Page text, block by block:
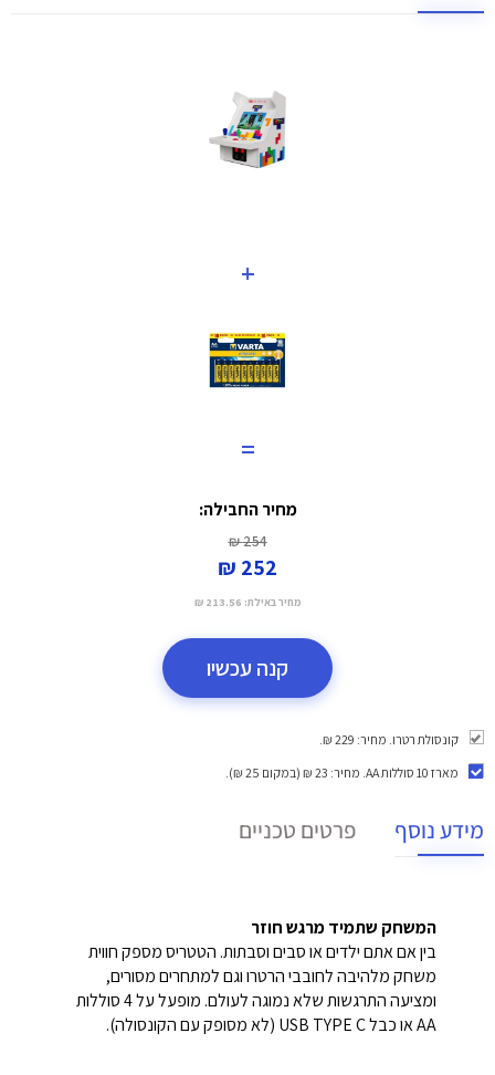
+
=
מחיר החבילה:
254 ₪
252 ₪
מחיר באילת: 213.56 ₪
קנה עכשיו
קונסולת רטרו. מחיר: 229 ₪.
מארז 10 סוללות AA
. מחיר: 23 ₪ (במקום 25 ₪).
מידע נוסף פרטים טכניים
המשחק שתמיד מרגש חוזר
בין אם אתם ילדים או סבים וסבתות. הטטריס מספק חווית
משחק מלהיבה לחובבי הרטרו וגם למתחרים מסורים,
ומציעה התרגשות שלא נמוגה לעולם. מופעל על 4 סוללות
AA או כבל USB TYPE C (לא מסופק עם הקונסולה).